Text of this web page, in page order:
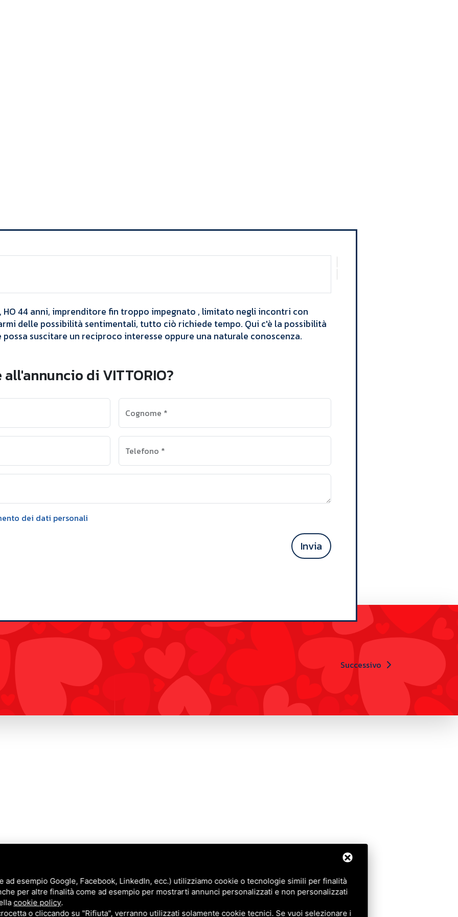
ad esempio Google, Facebook, LinkedIn, ecc.) utilizziamo cookie o tecnologie simili per finalità
per altre finalità come ad esempio per mostrarti annunci personalizzati e non personalizzati
cookie policy.
o cliccando su "Rifiuta", verranno utilizzati solamente cookie tecnici. Se vuoi selezionare i
Annunci
VITTORIO
HO 44 anni, imprenditore fin troppo impegnato , limitato negli incontri con
delle possibilità sentimentali, tutto ciò richiede tempo. Qui c'è la possibilità
suscitare un reciproco interesse oppure una naturale conoscenza.​
di VITTORIO?
Cognome *
Telefono *
dei dati personali
Invia
Successivo
Annunci
Blog